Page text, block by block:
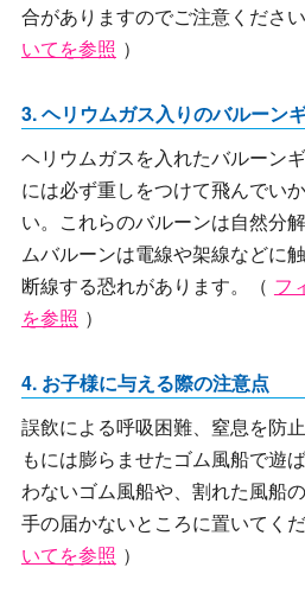
合がありますのでご注意くださ
いてを参照 ）
3. ヘリウムガス入りのバルーン
ヘリウムガスを入れたバルーン
には必ず重しをつけて飛んでい
い。これらのバルーンは自然分
ムバルーンは電線や架線などに
断線する恐れがあります。（ フ
を参照 ）
4. お子様に与える際の注意点
誤飲による呼吸困難、窒息を防
もには膨らませたゴム風船で遊
わないゴム風船や、割れた風船
手の届かないところに置いてく
いてを参照 ）